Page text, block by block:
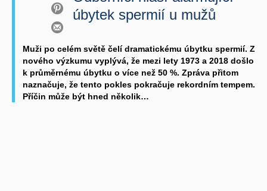
úbytek spermií u mužů
Muži po celém světě čelí dramatickému úbytku spermií. Z
nového výzkumu vyplývá, že mezi lety 1973 a 2018 došlo
k průměrnému úbytku o více než 50 %. Zpráva přitom
naznačuje, že tento pokles pokračuje rekordním tempem.
Příčin může být hned několik…